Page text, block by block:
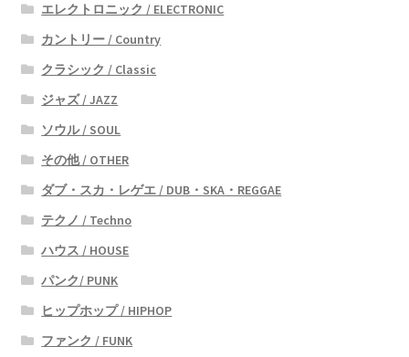
エレクトロニック / ELECTRONIC
カントリー / Country
クラシック / Classic
ジャズ / JAZZ
ソウル / SOUL
その他 / OTHER
ダブ・スカ・レゲエ / DUB・SKA・REGGAE
テクノ / Techno
ハウス / HOUSE
パンク/ PUNK
ヒップホップ / HIPHOP
ファンク / FUNK